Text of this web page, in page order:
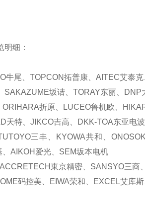
明细：
牛尾、 TOPCON拓普康、 AITEC艾泰克
SAKAZUME坂诘、 TORAY东丽、 DNP
ORIHARA折原、 LUCEO鲁机欧、
天特、 JIKCO吉高、 DKK-TOA东亚电波
三丰、 KYOWA共和、
AIKOH 爱光、 SEM坂本电机
ACCRETECH東京精密、 SANSYO三商、
码控美、 EIWA荣和、 EXCEL艾库斯